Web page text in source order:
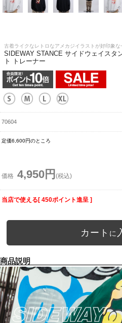
古着ライクなレトロなアメカジイラストが好印象な
SIDEWAY STANCE サイドウェイスタ
ト トレーナー
70604
定価6,600円のところ
価格 4,950円 (税込)
当店で使える[ 450ポイント進呈 ]
カート に
商品説明